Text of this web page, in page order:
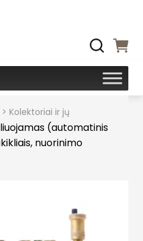
> Kolektoriai ir jų
(automatinis
nuorinimo